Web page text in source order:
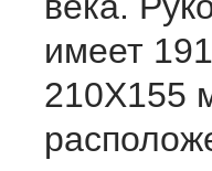
имеет
210Х155